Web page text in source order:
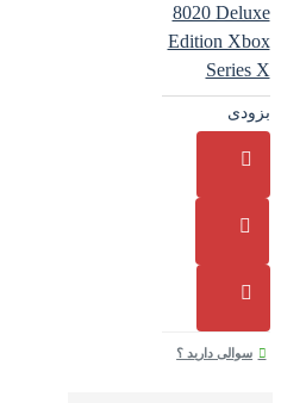
8020 Deluxe
Edition Xbox
Series X
بزودی
سوالی دارید ؟